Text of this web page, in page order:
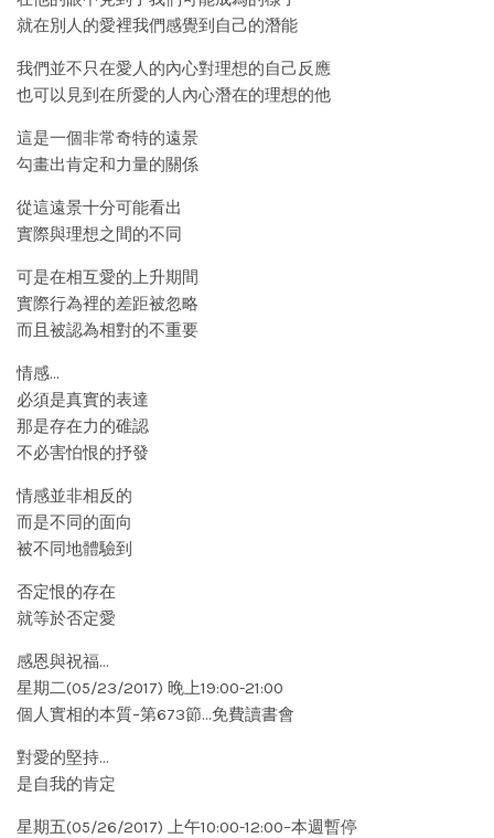
就在別人的愛裡我們感覺到自己的潛能
我們並不只在愛人的內心對理想的自己反應
也可以見到在所愛的人內心潛在的理想的他
這是一個非常奇特的遠景
勾畫出肯定和力量的關係
從這遠景十分可能看出
實際與理想之間的不同
可是在相互愛的上升期間
實際行為裡的差距被忽略
而且被認為相對的不重要
情感…
必須是真實的表達
那是存在力的碓認
不必害怕恨的抒發
情感並非相反的
而是不同的面向
被不同地體驗到
否定恨的存在
就等於否定愛
感恩與祝福…
星期二(05/23/2017) 晚上19:00-21:00
個人實相的本質–第673節…免費讀書會
對愛的堅持…
是自我的肯定
星期五(05/26/2017) 上午10:00-12:00–本週暫停